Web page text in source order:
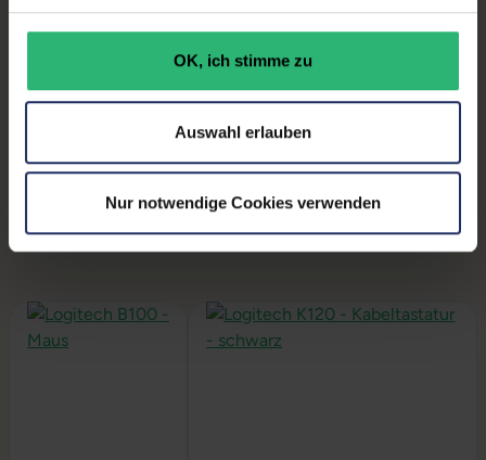
OK, ich stimme zu
Auswahl erlauben
Nur notwendige Cookies verwenden
Produktbeschreibung
PC, Stromkabel, Produktschlüssel (Der
Aufkleber befindet sich auf dem Gehäuse oder die
Lizenz ist bereits digital hinterlegt)
Wiederherstellungsmöglichkeit auf Auslieferzustand.
Produktgalerie überspringen